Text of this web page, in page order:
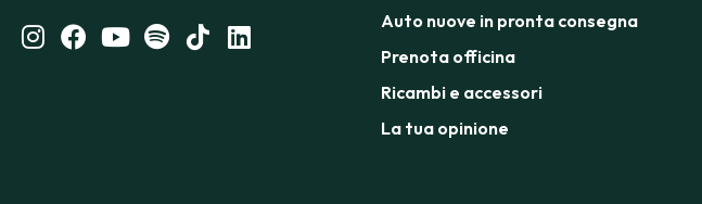
Auto nuove in pronta consegna
Prenota officina
Ricambi e accessori
La tua opinione